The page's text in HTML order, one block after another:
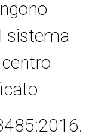
sistema